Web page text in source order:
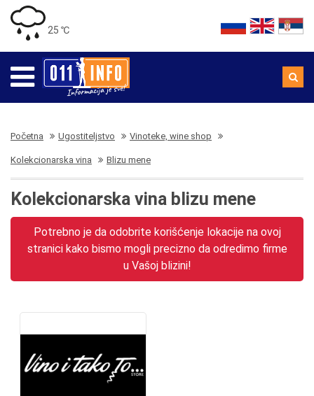
25 ℃
Početna Ugostiteljstvo Vinoteke, wine shop
Kolekcionarska vina Blizu mene
Kolekcionarska vina blizu mene
Potrebno je da odobrite korišćenje lokacije na ovoj
stranici kako bismo mogli precizno da odredimo firme
u Vašoj blizini!